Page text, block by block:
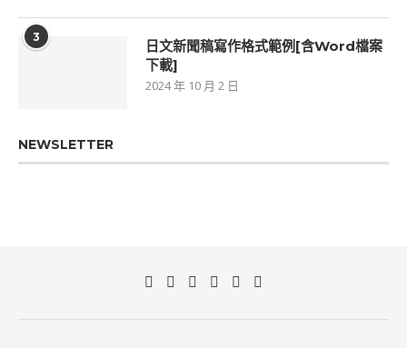
3
日文新聞稿寫作格式範例[含Word檔案
下載]
2024 年 10 月 2 日
NEWSLETTER